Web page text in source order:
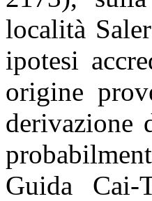
località
ipotesi
origine
derivazione
Guida